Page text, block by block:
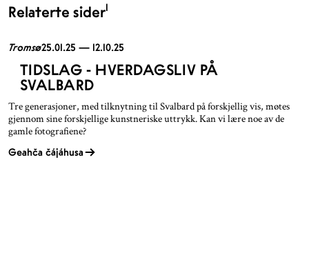
Relaterte sider1
Tromsø25.01.25 — 12.10.25
TIDSLAG - HVERDAGSLIV PÅ
SVALBARD
Tre generasjoner, med tilknytning til Svalbard på forskjellig vis, møtes
gjennom sine forskjellige kunstneriske uttrykk. Kan vi lære noe av de
gamle fotografiene?
Geahča čájáhusa